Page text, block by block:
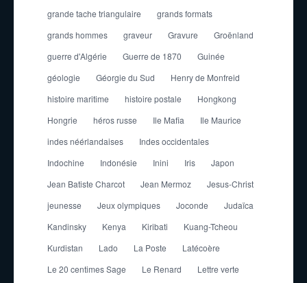
grande tache triangulaire
grands formats
grands hommes
graveur Gravure
Groënland
guerre d'Algérie
Guerre de 1870
Guinée
géologie
Géorgie du Sud
Henry de Monfreid
histoire maritime
histoire postale
Hongkong
Hongrie
héros russe Ile Mafia
Ile Maurice
indes néérlandaises
Indes occidentales
Indochine
Indonésie Inini Iris
Japon
Jean Batiste Charcot
Jean Mermoz
Jesus-Christ
jeunesse
Jeux olympiques Joconde
Judaïca
Kandinsky
Kenya Kiribati
Kuang-Tcheou
Kurdistan
Lado La Poste
Latécoère
Le 20 centimes Sage
Le Renard Lettre verte